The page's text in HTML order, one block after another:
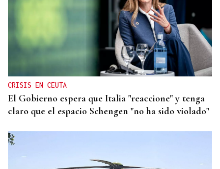
DÍA MUNDIAL DO TRABALLO SOCIAL
Paula Blanco, traballadora social na Limia: “É
fundamental que recuperemos o sentimento de
unión e comunidade”
CRISIS EN CEUTA
El Gobierno espera que Italia "reaccione" y tenga
claro que el espacio Schengen "no ha sido violado"